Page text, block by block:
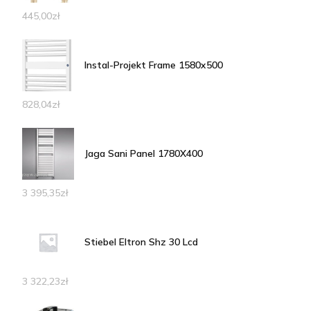
445,00zł
Instal-Projekt Frame 1580x500
828,04zł
Jaga Sani Panel 1780X400
3 395,35zł
Stiebel Eltron Shz 30 Lcd
3 322,23zł